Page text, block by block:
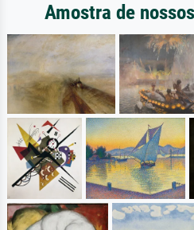
Amostra de